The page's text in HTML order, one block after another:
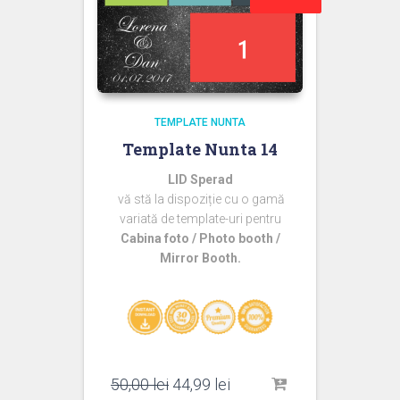
TEMPLATE NUNTA
Template Nunta 14
LID Sperad
vă stă la dispoziție cu o gamă
variată de template-uri pentru
Cabina foto / Photo booth /
Mirror Booth.
50,00lei Prețul
44,99 lei